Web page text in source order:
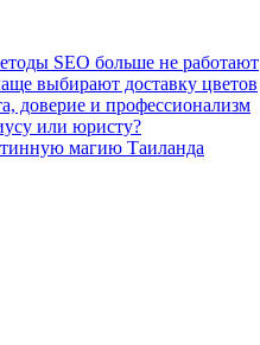
SEO больше не работают
выбирают доставку цветов
доверие и профессионализм
или юристу?
магию Таиланда